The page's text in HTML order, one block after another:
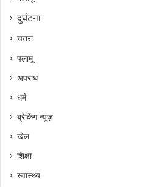
दुर्घटना
चतरा
पलामू
अपराध
धर्म
ब्रेकिंग न्यूज़
खेल
शिक्षा
स्वास्थ्य